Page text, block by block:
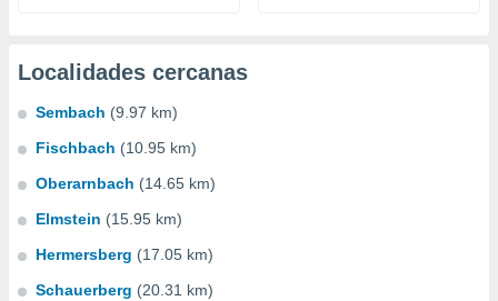
Localidades cercanas
Sembach (9.97 km)
Fischbach (10.95 km)
Oberarnbach (14.65 km)
Elmstein (15.95 km)
Hermersberg (17.05 km)
Schauerberg (20.31 km)